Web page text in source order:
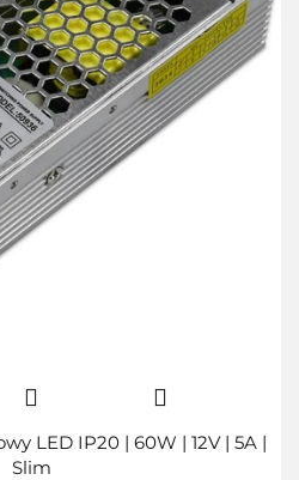
LED IP20 | 60W | 12V | 5A |
Slim